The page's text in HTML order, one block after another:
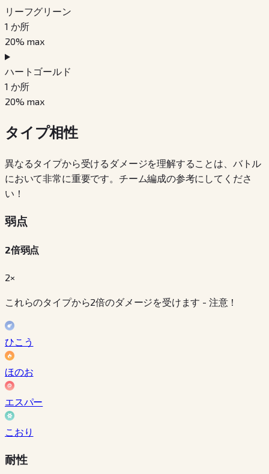
リーフグリーン
1 か所
20% max
ハートゴールド
1 か所
20% max
タイプ相性
異なるタイプから受けるダメージを理解することは、バトル
において非常に重要です。チーム編成の参考にしてくださ
い！
弱点
2倍弱点
2×
これらのタイプから2倍のダメージを受けます - 注意！
ひこう
ほのお
エスパー
こおり
耐性